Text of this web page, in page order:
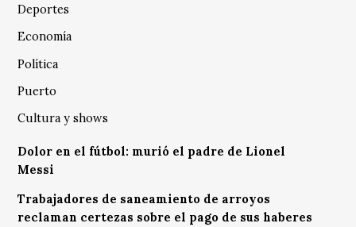
Deportes
Economía
Política
Puerto
Cultura y shows
Dolor en el fútbol: murió el padre de Lionel
Messi
Trabajadores de saneamiento de arroyos
reclaman certezas sobre el pago de sus haberes